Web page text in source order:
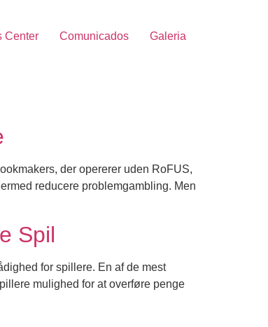
Center Comunicados Galeria
der opererer uden RoFUS,
reducere problemgambling. Men
Spil
for spillere. En af de mest
mulighed for at overføre penge